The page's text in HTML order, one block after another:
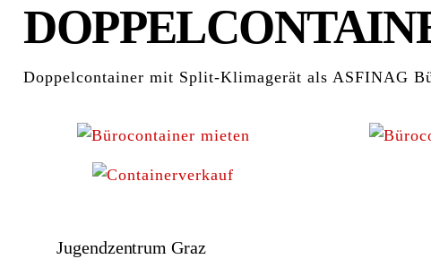
Doppelcontainer mit Split-Klimagerät als ASFINAG
Jugendzentrum Graz